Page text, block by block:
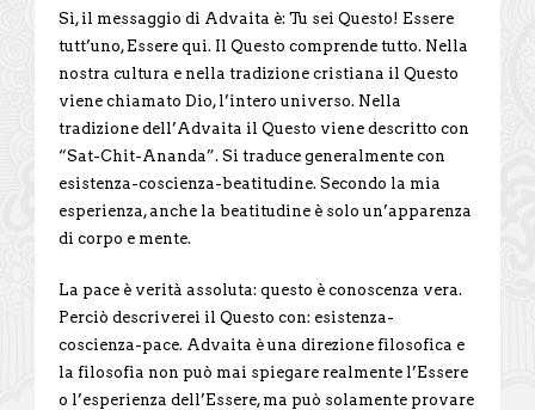
Sì, il messaggio di Advaita è: Tu sei Questo! Essere
tutt’uno, Essere qui. Il Questo comprende tutto. Nella
nostra cultura e nella tradizione cristiana il Questo
viene chiamato Dio, l’intero universo. Nella
tradizione dell’Advaita il Questo viene descritto con
“Sat-Chit-Ananda”. Si traduce generalmente con
esistenza-coscienza-beatitudine. Secondo la mia
esperienza, anche la beatitudine è solo un’apparenza
di corpo e mente.
La pace è verità assoluta: questo è conoscenza vera.
Perciò descriverei il Questo con: esistenza-
coscienza-pace. Advaita è una direzione filosofica e
la filosofia non può mai spiegare realmente l’Essere
o l’esperienza dell’Essere, ma può solamente provare